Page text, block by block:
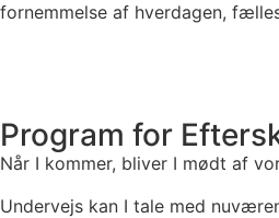
fornemmelse af hverdagen,
Program for
Når I kommer, bliver I mødt af
Undervejs kan I tale med